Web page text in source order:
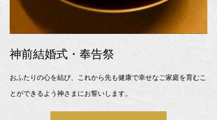
神前結婚式・奉告祭
おふたりの心を結び、これから先も健康で幸せなご家庭を育むこ
とができるよう神さまにお誓いします。